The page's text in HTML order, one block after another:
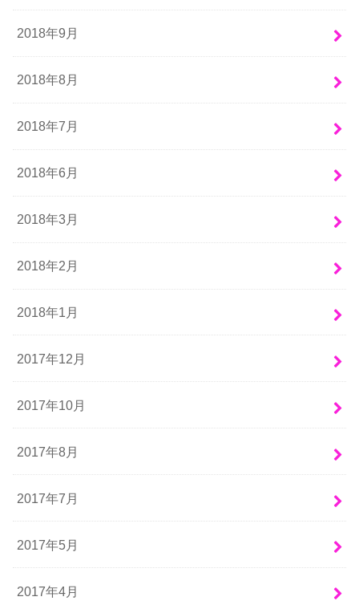
2018年9月
2018年8月
2018年7月
2018年6月
2018年3月
2018年2月
2018年1月
2017年12月
2017年10月
2017年8月
2017年7月
2017年5月
2017年4月